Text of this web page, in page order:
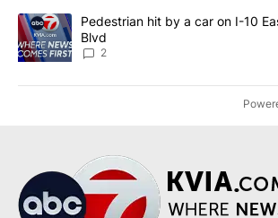
A trending article titled "Pedestrian hit by a
Pedestrian hit by a car on I-10
Blvd
2